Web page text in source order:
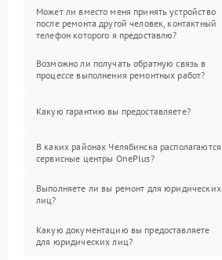
Может ли вместо меня принять устройство
после ремонта другой человек, контактный
телефон которого я предоставлю?
Возможно ли получать обратную связь в
процессе выполнения ремонтных работ?
Какую гарантию вы предоставляете?
В каких районах Челябинска располагаются
сервисные центры OnePlus?
Выполняете ли вы ремонт для юридических
лиц?
Какую документацию вы предоставляете
для юридических лиц?